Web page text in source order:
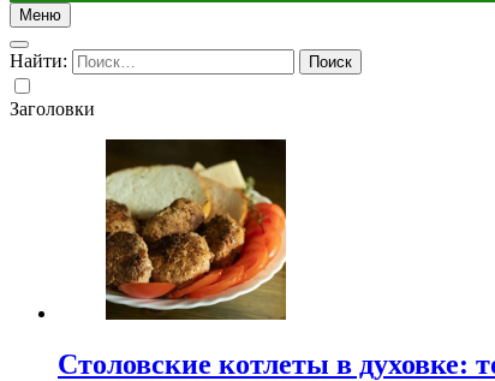
Меню
Найти:
Заголовки
Столовские котлеты в духовке: